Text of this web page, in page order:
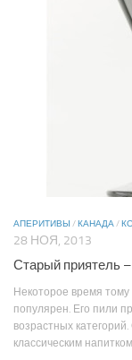
АПЕРИТИВЫ /КАНАДА/
28 НОЯ, 2013
Старый приятель
Некоторое время
популярен. Его пили
возрастных
классическим